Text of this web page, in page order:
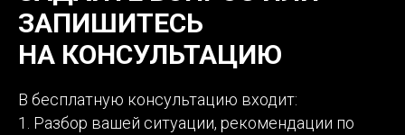
ЗАПИШИТЕСЬ
НА КОНСУЛЬТАЦИЮ
В бесплатную консультацию входит:
1. Разбор вашей ситуации, рекомендации по